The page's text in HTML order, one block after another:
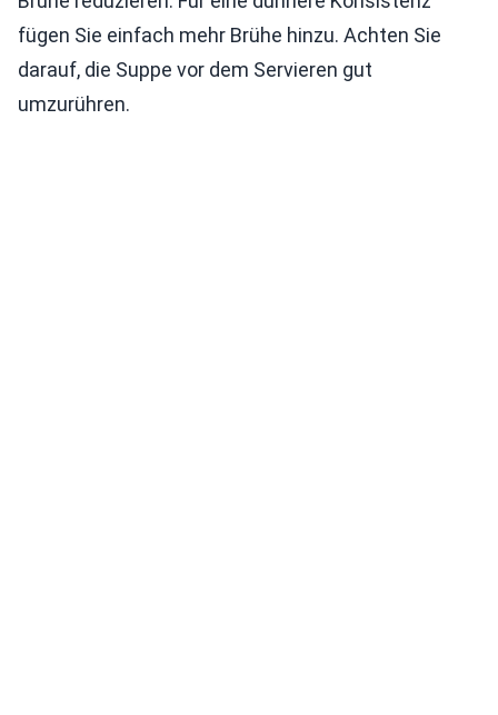
fügen Sie einfach mehr Brühe hinzu. Achten Sie
darauf, die Suppe vor dem Servieren gut
umzurühren.